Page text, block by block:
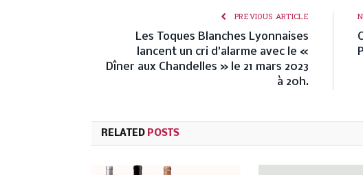
PREVIOUS ARTICLE
Les Toques Blanches Lyonnaises
lancent un cri d’alarme avec le «
Dîner aux Chandelles » le 21 mars 2023
à 20h.
RELATED POSTS